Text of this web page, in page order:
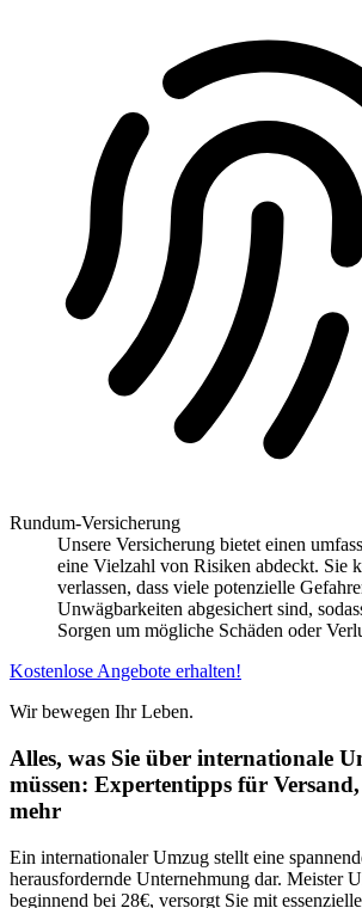
Rundum-Versicherung
Unsere Versicherung bietet einen
eine Vielzahl von Risiken abdeckt. Sie
verlassen, dass viele potenzielle
Unwägbarkeiten abgesichert sind,
Sorgen um mögliche Schäden oder
Kostenlose Angebote erhalten!
Wir bewegen Ihr Leben.
Alles, was Sie über internationale
müssen: Expertentipps für
mehr
Ein internationaler Umzug stellt eine
herausfordernde Unternehmung dar. Meister
beginnend bei 28€, versorgt Sie mit